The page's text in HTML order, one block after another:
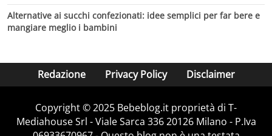
Alternative ai succhi confezionati: idee semplici per far bere e
mangiare meglio i bambini
Redazione Privacy Policy Disclaimer
Copyright © 2025 Bebeblog.it proprietà di T-
Mediahouse Srl - Viale Sarca 336 20126 Milano - P.Iva